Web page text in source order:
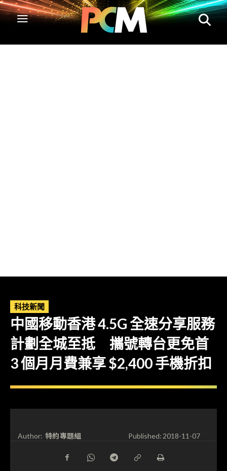
科技新聞
中國移動香港 4.5G 全速分享服務
計劃全城至抵 攜號轉台更免首
3 個月月費兼享 $2,400 手機折扣
Author: 特約專題組 Published:2018-11-07